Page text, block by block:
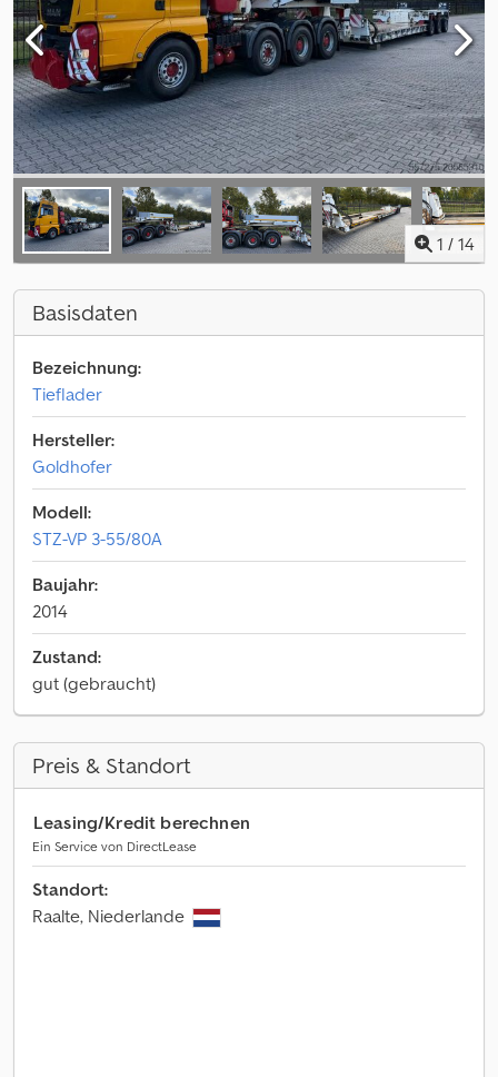
1 / 14
Basisdaten
Bezeichnung:
Tieflader
Hersteller:
Goldhofer
Modell:
STZ-VP 3-55/80A
Baujahr:
2014
Zustand:
gut (gebraucht)
Preis & Standort
Leasing/Kredit berechnen
Ein Service von DirectLease
Standort:
Raalte, Niederlande